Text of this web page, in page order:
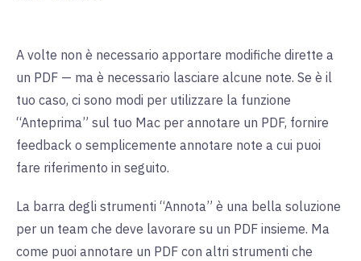
A volte non è necessario apportare modifiche dirette a
un PDF — ma è necessario lasciare alcune note. Se è il
tuo caso, ci sono modi per utilizzare la funzione
“Anteprima” sul tuo Mac per annotare un PDF, fornire
feedback o semplicemente annotare note a cui puoi
fare riferimento in seguito.
La barra degli strumenti “Annota” è una bella soluzione
per un team che deve lavorare su un PDF insieme. Ma
come puoi annotare un PDF con altri strumenti che